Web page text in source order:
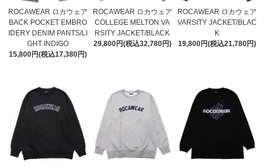
ROCAWEAR ロカウェア
BACK POCKET EMBRO
IDERY DENIM PANTS/LI
GHT INDIGO
15,800円(税込17,380円)
ROCAWEAR ロカウェア
COLLEGE MELTON VA
RSITY JACKET/BLACK
29,800円(税込32,780円)
ROCAWEAR ロカウェア
VARSITY JACKET/BLAC
K
19,800円(税込21,780円)